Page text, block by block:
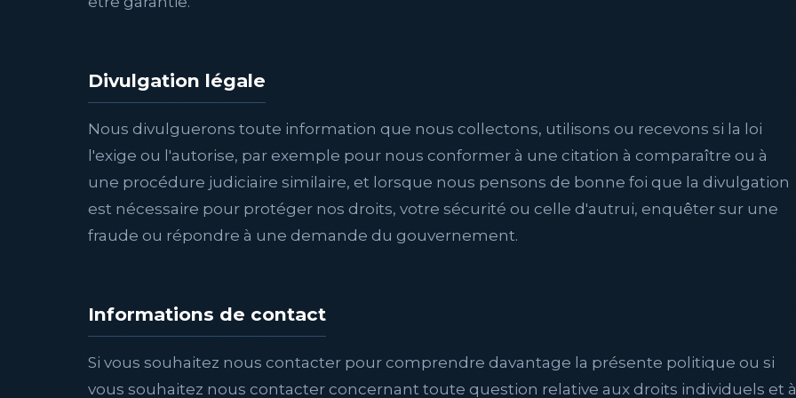
Divulgation légale
Nous divulguerons toute information que nous collectons, utilisons ou recevons si la loi
l'exige ou l'autorise, par exemple pour nous conformer à une citation à comparaître ou à
une procédure judiciaire similaire, et lorsque nous pensons de bonne foi que la divulgation
est nécessaire pour protéger nos droits, votre sécurité ou celle d'autrui, enquêter sur une
fraude ou répondre à une demande du gouvernement.
Informations de contact
Si vous souhaitez nous contacter pour comprendre davantage la présente politique ou si
vous souhaitez nous contacter concernant toute question relative aux droits individuels et à